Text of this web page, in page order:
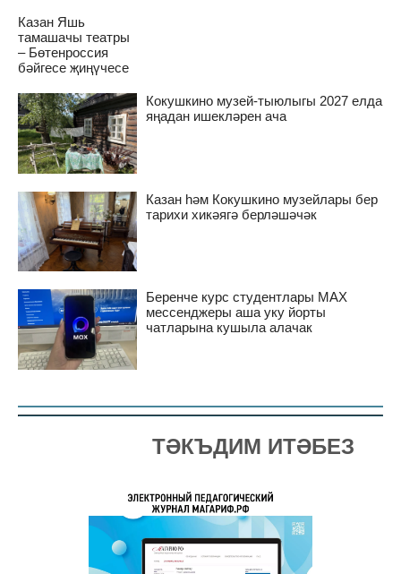
Казан Яшь
тамашачы театры
– Бөтенроссия
бәйгесе җиңүчесе
Кокушкино музей-тыюлыгы 2027 елда
яңадан ишекләрен ача
Казан һәм Кокушкино музейлары бер
тарихи хикәягә берләшәчәк
Беренче курс студентлары MAX
мессенджеры аша уку йорты
чатларына кушыла алачак
ТӘКЪДИМ ИТӘБЕЗ